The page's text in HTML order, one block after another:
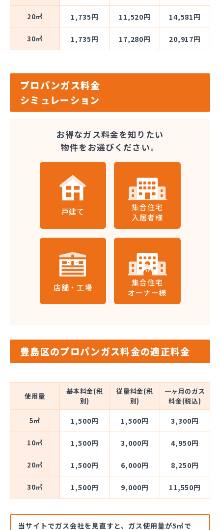
20㎥ 1,735円 11,520円 14,581円
30㎥ 1,735円 17,280円 20,917円
プロパンガス料金
シミュレーション
お得なガス料金を知りたい
物件をお選びください。
戸建て
集合住宅
入居者様
店舗・工場
集合住宅
オーナー様
豊島区のプロパンガス料金の適正料金
使用量
基本料金(税
別)
従量料金(税
別)
一ヶ月のガス
料金(税込)
5㎥ 1,500円 1,500円 3,300円
10㎥ 1,500円 3,000円 4,950円
20㎥ 1,500円 6,000円 8,250円
30㎥ 1,500円 9,000円 11,550円
当サイトでガス会社を見直すと、ガス使用量が5㎥で